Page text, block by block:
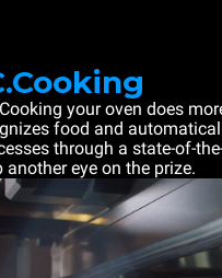
your oven does
food and
through a state-of-
another eye on the prize.